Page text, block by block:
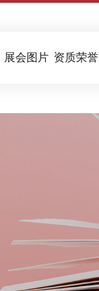
展会图片 资质荣誉